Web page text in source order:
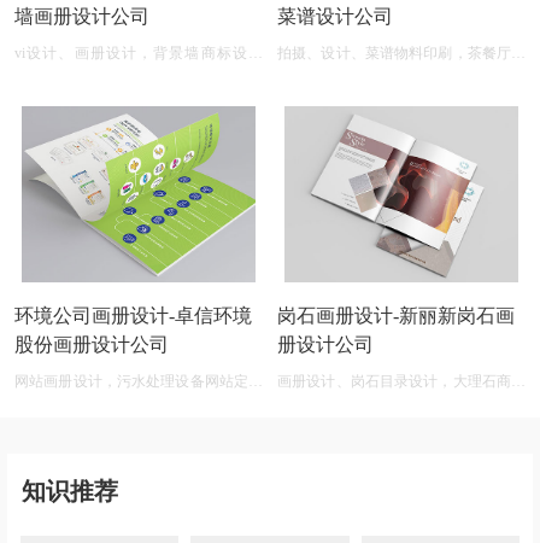
墙画册设计公司
vi设计、画册设计，背景墙商标设计
菜谱设计公司
拍摄、设计、菜谱物料印刷，茶餐厅菜
环境公司画册设计-卓信环境
股份画册设计公司
网站画册设计，污水处理设备网站定制
岗石画册设计-新丽新岗石画
册设计公司
画册设计、岗石目录设计，大理石商标
知识推荐